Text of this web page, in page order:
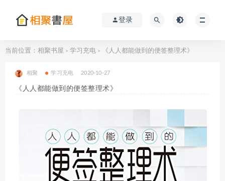
登录
当前位置： 相聚书屋 > 学习充电 > 《人人都能做到的便签整理术》
相聚 学习充电 2020-10-27
《人人都能做到的便签整理术》